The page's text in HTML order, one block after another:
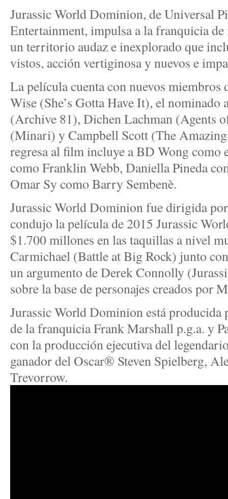
Jurassic World Dominion, de Universal
Entertainment, impulsa a la franquicia
un territorio audaz e inexplorado que
vistos, acción vertiginosa y nuevos e
La película cuenta con nuevos miembros
Wise (She’s Gotta Have It), el
(Archive 81), Dichen Lachman (Agents
(Minari) y Campbell Scott (The
regresa al film incluye a BD Wong
como Franklin Webb, Daniella Pineda
Omar Sy como Barry Sembenè.
Jurassic World Dominion fue dirigida
condujo la película de 2015 Jurassic
$1.700 millones en las taquillas a nivel
Carmichael (Battle at Big Rock) junto
un argumento de Derek Connolly
sobre la base de personajes creados por
Jurassic World Dominion está producida
de la franquicia Frank Marshall p.g.a. y
con la producción ejecutiva del
ganador del Oscar® Steven Spielberg,
Trevorrow.